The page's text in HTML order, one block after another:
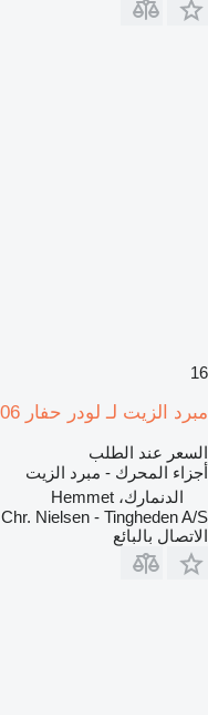
16
مبرد الزيت لـ لودر حفار Hydrema 806
السعر عند الطلب
أجزاء المحرك - مبرد الزيت
الدنمارك، Hemmet
Chr. Nielsen - Tingheden A/S
الاتصال بالبائع